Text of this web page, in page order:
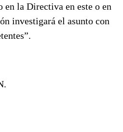
la Directiva en este o en
investigará el asunto con